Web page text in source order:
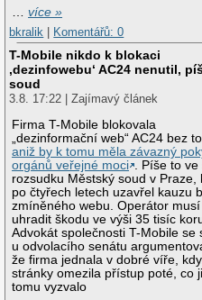
…více »
bkralik | Komentářů: 0
T-Mobile nikdo k blokaci
‚dezinfowebu‘ AC24 nenutil,
soud
3.8. 17:22 | Zajímavý článek
Firma T-Mobile blokovala
„dezinformační web“ AC24 bez
aniž by k tomu měla závazný
orgánů veřejné moci
. Píše to
rozsudku Městský soud v Praze,
po čtyřech letech uzavřel kauzu
zmíněného webu. Operátor musí
uhradit škodu ve výši 35 tisíc
Advokát společnosti T-Mobile se
u odvolacího senátu
že firma jednala v dobré víře,
stránky omezila přístup poté, co
tomu vyzvalo